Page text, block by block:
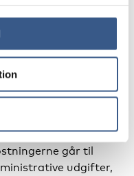
har en
Kommunes
kernedrift.
puljer til nye
af Kringlebakken.
at drive
går til
udgifter,